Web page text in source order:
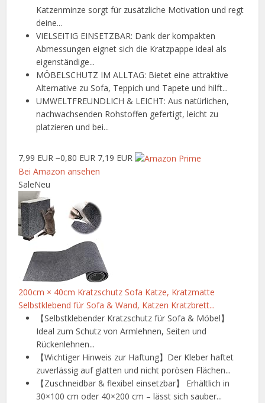
Katzenminze sorgt für zusätzliche Motivation und regt
deine...
VIELSEITIG EINSETZBAR: Dank der kompakten
Abmessungen eignet sich die Kratzpappe ideal als
eigenständige...
MÖBELSCHUTZ IM ALLTAG: Bietet eine attraktive
Alternative zu Sofa, Teppich und Tapete und hilft...
UMWELTFREUNDLICH & LEICHT: Aus natürlichen,
nachwachsenden Rohstoffen gefertigt, leicht zu
platzieren und bei...
7,99 EUR −0,80 EUR 7,19 EUR
Bei Amazon ansehen
SaleNeu
200cm × 40cm Kratzschutz Sofa Katze, Kratzmatte
Selbstklebend für Sofa & Wand, Katzen Kratzbrett...
【Selbstklebender Kratzschutz für Sofa & Möbel】
Ideal zum Schutz von Armlehnen, Seiten und
Rückenlehnen...
【Wichtiger Hinweis zur Haftung】Der Kleber haftet
zuverlässig auf glatten und nicht porösen Flächen...
【Zuschneidbar & flexibel einsetzbar】 Erhältlich in
30×100 cm oder 40×200 cm – lässt sich sauber...